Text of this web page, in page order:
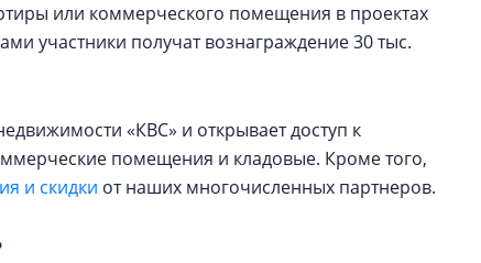
или коммерческого помещения в проектах
участники получат вознаграждение 30 тыс.
«КВС» и открывает доступ к
помещения и кладовые. Кроме того,
и скидки от наших многочисленных партнеров.